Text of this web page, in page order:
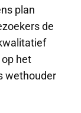
plan
de
het
wethouder